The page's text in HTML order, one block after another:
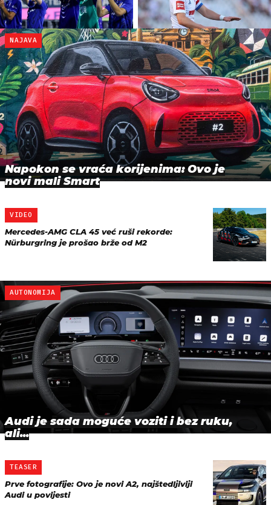
NAJAVA
Napokon se vraća korijenima: Ovo je
novi mali Smart
VIDEO
Mercedes-AMG CLA 45 već ruši rekorde:
Nürburgring je prošao brže od M2
AUTONOMIJA
Audi je sada moguće voziti i bez ruku,
ali...
TEASER
Prve fotografije: Ovo je novi A2, najštedljiviji
Audi u povijesti